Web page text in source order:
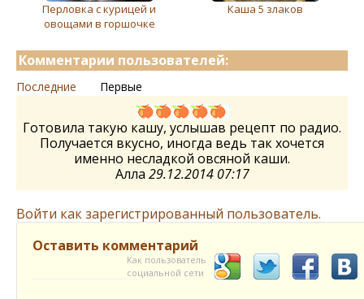
Перловка с курицей и
овощами в горшочке
Каша 5 злаков
Комментарии пользователей:
Последние Первые
Готовила такую кашу, услышав рецепт по радио.
Получается вкусно, иногда ведь так хочется
именно несладкой овсяной каши.
Алла 29.12.2014 07:17
Войти как зарегистрированный пользователь.
Оставить комментарий
Как пользователь
социальной сети